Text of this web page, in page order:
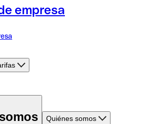
empresa
Quiénes somos